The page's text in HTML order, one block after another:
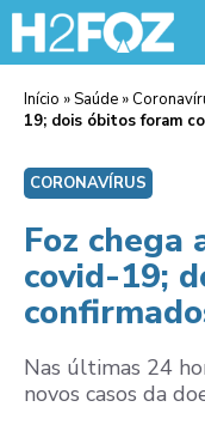
Início »Saúde »
19; dois óbitos foram
CORONAVÍRUS
Foz chega
covid-19;
Nas últimas 24
novos casos da